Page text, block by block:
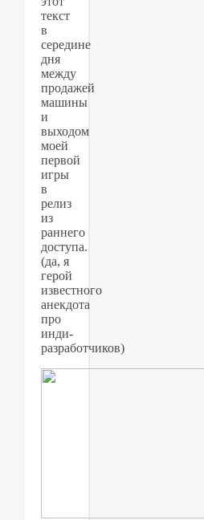
текст
в
середине
дня
между
продажей
машины
и
выходом
моей
первой
игры
в
релиз
из
раннего
доступа.
(да, я
герой
известного
анекдота
про
инди-
разработчиков)